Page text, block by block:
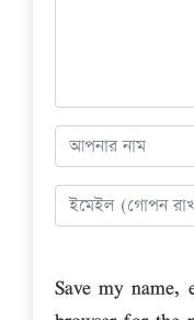
Save my name,